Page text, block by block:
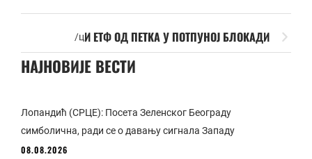
/цИ ЕТФ ОД ПЕТКА У ПОТПУНОЈ БЛОКАДИ
НАЈНОВИЈЕ ВЕСТИ
Лопандић (СРЦЕ): Посета Зеленског Београду
симболична, ради се о давању сигнала Западу
08.08.2026